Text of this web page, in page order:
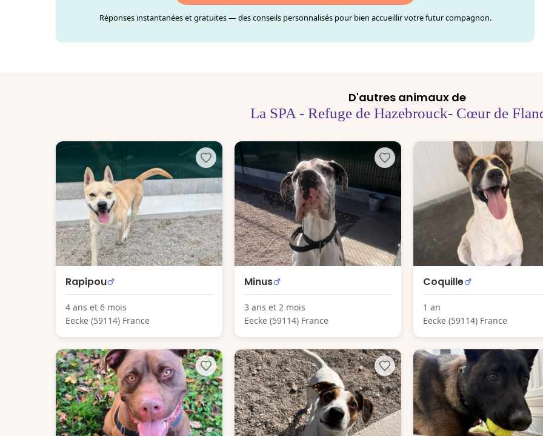
Réponses instantanées et gratuites — des conseils personnalisés pour bien accueillir votre futur compagnon.
D'autres animaux de
La SPA - Refuge de Hazebrouck- Cœur de
Rapipou
4 ans et 6 mois
Eecke (59114) France
Minus
3 ans et 2 mois
Eecke (59114) France
Coquille
1 an
Eecke (59114) France